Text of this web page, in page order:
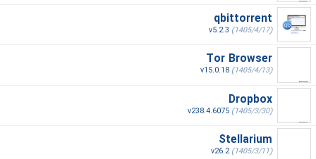
qbittorrent
v5.2.3 (1405/4/17)
Tor Browser
v15.0.18 (1405/4/13)
Dropbox
v238.4.6075 (1405/3/30)
Stellarium
v26.2(1405/3/11)